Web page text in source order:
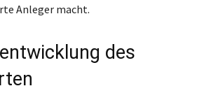
Anleger macht.
des